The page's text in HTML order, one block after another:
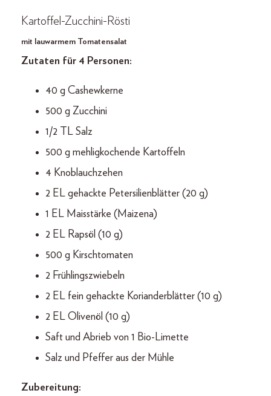
Kartoffel-Zucchini-Rösti
mit lauwarmem Tomatensalat
Zutaten für 4 Personen:
40 g Cashewkerne
500 g Zucchini
1/2 TL Salz
500 g mehligkochende Kartoffeln
4 Knoblauchzehen
2 EL gehackte Petersilienblätter (20 g)
1 EL Maisstärke (Maizena)
2 EL Rapsöl (10 g)
500 g Kirschtomaten
2 Frühlingszwiebeln
2 EL fein gehackte Korianderblätter (10 g)
2 EL Olivenöl (10 g)
Saft und Abrieb von 1 Bio-Limette
Salz und Pfeffer aus der Mühle
Zubereitung: